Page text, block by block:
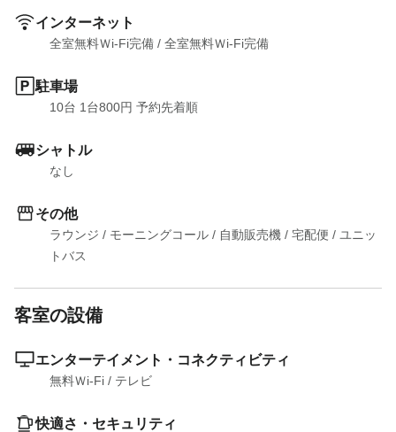
インターネット
全室無料Ｗi-Fi完備 / 全室無料Ｗi-Fi完備
駐車場
10台 1台800円 予約先着順
シャトル
なし
その他
ラウンジ / モーニングコール / 自動販売機 / 宅配便 / ユニッ
トバス
客室の設備
エンターテイメント・コネクティビティ
無料Ｗi-Fi / テレビ
快適さ・セキュリティ